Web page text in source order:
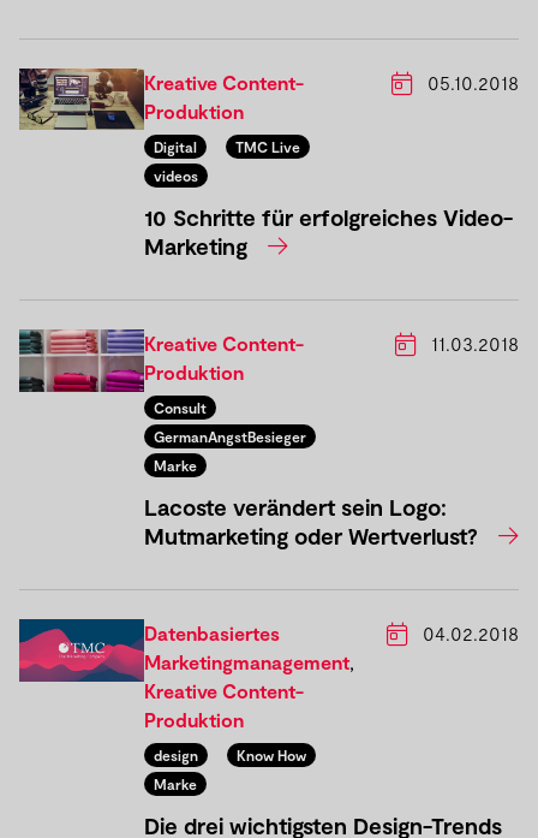
Kreative Content-
Produktion
Digital
TMC Live
videos
05.10.2018
10 Schritte für erfolgreiches Video-
Marketing
Kreative Content-
Produktion
Consult
GermanAngstBesieger
Marke
11.03.2018
Lacoste verändert sein Logo:
Mutmarketing oder Wertverlust?
Datenbasiertes
Marketingmanagement,
Kreative Content-
Produktion
design
Know How
Marke
04.02.2018
Die drei wichtigsten Design-Trends